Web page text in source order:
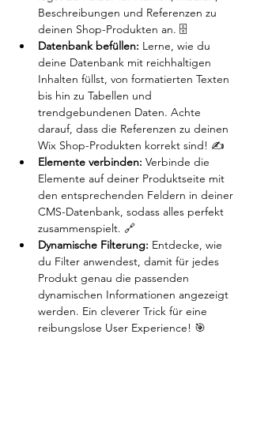
Beschreibungen und Referenzen zu
deinen Shop-Produkten an. 🗄️
Datenbank befüllen: Lerne, wie du
deine Datenbank mit reichhaltigen
Inhalten füllst, von formatierten Texten
bis hin zu Tabellen und
trendgebundenen Daten. Achte
darauf, dass die Referenzen zu deinen
Wix Shop-Produkten korrekt sind! ✍️
Elemente verbinden: Verbinde die
Elemente auf deiner Produktseite mit
den entsprechenden Feldern in deiner
CMS-Datenbank, sodass alles perfekt
zusammenspielt. 🔗
Dynamische Filterung: Entdecke, wie
du Filter anwendest, damit für jedes
Produkt genau die passenden
dynamischen Informationen angezeigt
werden. Ein cleverer Trick für eine
reibungslose User Experience! 🎯